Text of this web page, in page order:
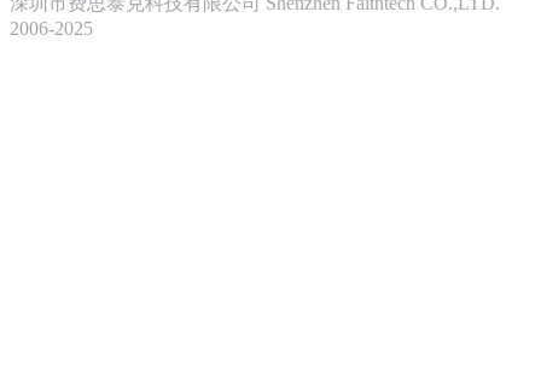
2006-2025